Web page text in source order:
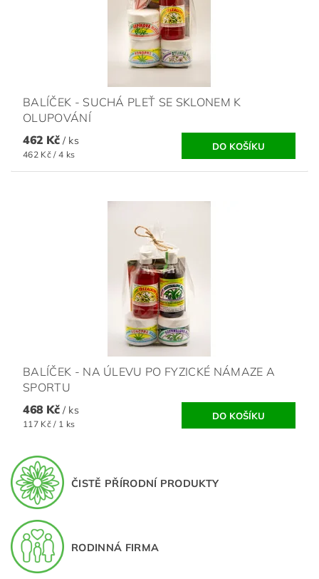
BALÍČEK - SUCHÁ PLEŤ SE SKLONEM K
OLUPOVÁNÍ
462 Kč / ks
462 Kč / 4 ks
BALÍČEK - NA ÚLEVU PO FYZICKÉ NÁMAZE A
SPORTU
468 Kč / ks
117 Kč / 1 ks
ČISTĚ PŘÍRODNÍ PRODUKTY
RODINNÁ FIRMA